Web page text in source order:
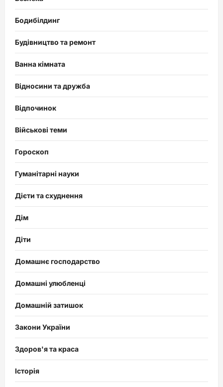
Бодибілдинг
Будівництво та ремонт
Ванна кімната
Відносини та дружба
Відпочинок
Військові теми
Гороскоп
Гуманітарні науки
Дієти та схуднення
Дім
Діти
Домашнє господарство
Домашні улюбленці
Домашній затишок
Закони України
Здоров'я та краса
Історія